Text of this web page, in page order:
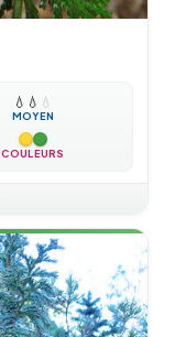
💧 💧 💧
MOYEN
COULEURS